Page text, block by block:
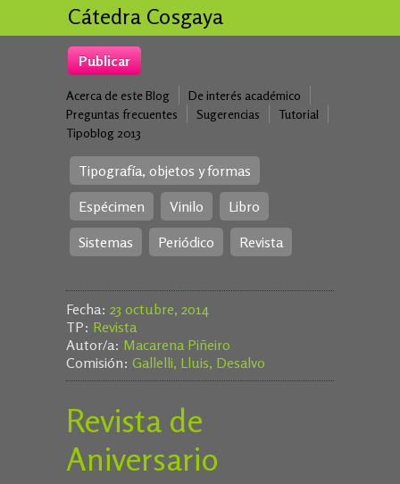
Cátedra Cosgaya
Publicar
Acerca de este Blog
De interés académico
Preguntas frecuentes
Sugerencias
Tutorial
Tipoblog 2013
Tipografía, objetos y formas
Espécimen
Vinilo
Libro
Sistemas
Periódico Revista
Fecha: 23 octubre, 2014
TP: Revista
Autor/a: Macarena Piñeiro
Comisión: Gallelli, Lluis, Desalvo
Revista de
Aniversario